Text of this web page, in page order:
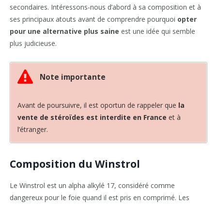
secondaires. Intéressons-nous d’abord à sa composition et à
ses principaux atouts avant de comprendre pourquoi opter
pour une alternative plus saine est une idée qui semble
plus judicieuse.
Note importante
Avant de poursuivre, il est oportun de rappeler que la
vente de stéroïdes est interdite en France et à
l’étranger.
Composition du Winstrol
Le Winstrol est un alpha alkylé 17, considéré comme
dangereux pour le foie quand il est pris en comprimé. Les